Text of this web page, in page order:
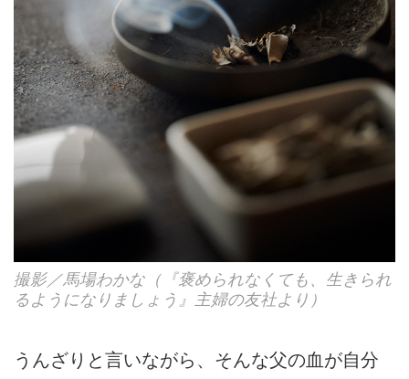
撮影／馬場わかな（『褒められなくても、生きられ
るようになりましょう』主婦の友社より）
うんざりと言いながら、そんな父の血が自分